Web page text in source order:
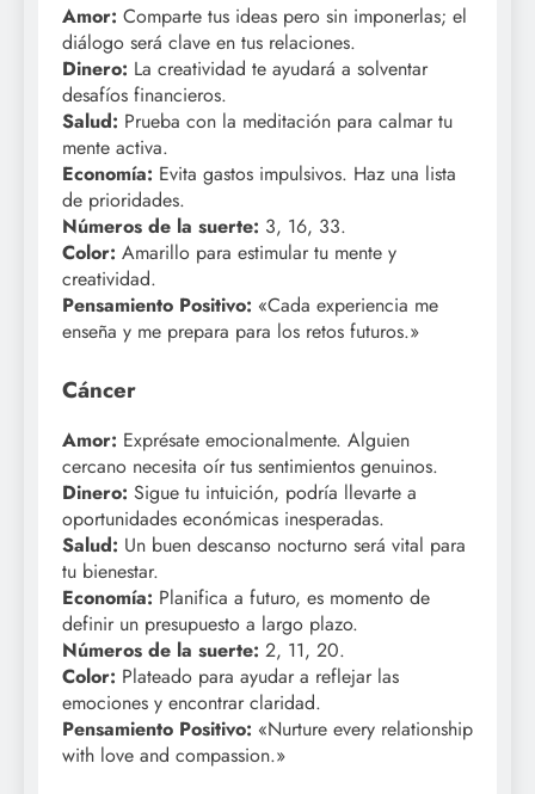
Amor: Comparte tus ideas pero sin imponerlas; el
diálogo será clave en tus relaciones.
Dinero: La creatividad te ayudará a solventar
desafíos financieros.
Salud: Prueba con la meditación para calmar tu
mente activa.
Economía: Evita gastos impulsivos. Haz una lista
de prioridades.
Números de la suerte: 3, 16, 33.
Color: Amarillo para estimular tu mente y
creatividad.
Pensamiento Positivo: «Cada experiencia me
enseña y me prepara para los retos futuros.»
Cáncer
Amor: Exprésate emocionalmente. Alguien
cercano necesita oír tus sentimientos genuinos.
Dinero: Sigue tu intuición, podría llevarte a
oportunidades económicas inesperadas.
Salud: Un buen descanso nocturno será vital para
tu bienestar.
Economía: Planifica a futuro, es momento de
definir un presupuesto a largo plazo.
Números de la suerte: 2, 11, 20.
Color: Plateado para ayudar a reflejar las
emociones y encontrar claridad.
Pensamiento Positivo: «Nurture every relationship
with love and compassion.»